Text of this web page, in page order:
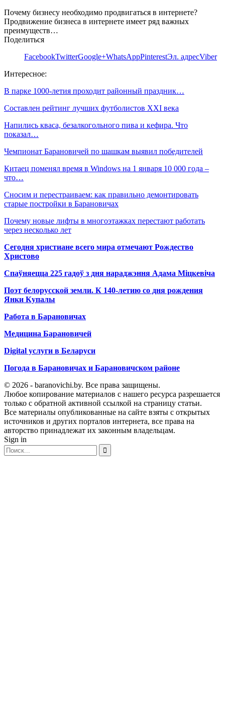
Почему бизнесу необходимо продвигаться в интернете?
Продвижение бизнеса в интернете имеет ряд важных
преимуществ…
Поделиться
FacebookTwitterGoogle+WhatsAppPinterestЭл. адресViber
Интересное:
В парке 1000-летия проходит районный праздник…
Составлен рейтинг лучших футболистов XXI века
Напились кваса, безалкогольного пива и кефира. Что
показал…
Чемпионат Барановичей по шашкам выявил победителей
Китаец поменял время в Windows на 1 января 10 000 года –
что…
Сносим и перестраиваем: как правильно демонтировать
старые постройки в Барановичах
Почему новые лифты в многоэтажках перестают работать
через несколько лет
Сегодня христиане всего мира отмечают Рождество
Христово
Спаўняецца 225 гадоў з дня нараджэння Адама Міцкевіча
Поэт белорусской земли. К 140-летию со дня рождения
Янки Купалы
Работа в Барановичах
Медицина Барановичей
Digital услуги в Беларуси
Погода в Барановичах и Барановичском районе
© 2026 - baranovichi.by. Все права защищены.
Любое копирование материалов с нашего ресурса разрешается
только с обратной активной ссылкой на страницу статьи.
Все материалы опубликованные на сайте взяты с открытых
источников и других порталов интернета, все права на
авторство принадлежат их законным владельцам.
Sign in